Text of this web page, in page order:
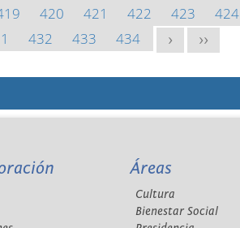
420 421 422 423 424
432 433 434 > >>
Áreas
Cultura
Bienestar Social